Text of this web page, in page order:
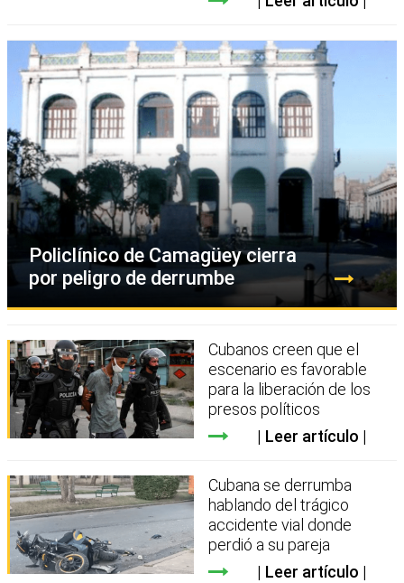
Policlínico de Camagüey cierra
por peligro de derrumbe
Cubanos creen que el
escenario es favorable
para la liberación de los
presos políticos
Leer artículo
Cubana se derrumba
hablando del trágico
accidente vial donde
perdió a su pareja
Leer artículo